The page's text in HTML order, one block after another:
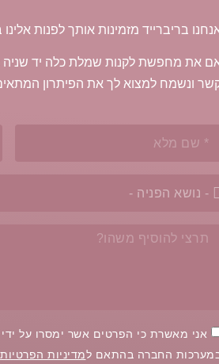
בריברייד מזמינות אותך לפנות
את מחפשת לקנות שמלת כלה יד שניה
ונשמח למצוא לך את הפיתרון
אני מאשרת כי הפרטים אשר ימסרו על
החברה בהתאם למדיניות הפרטיות